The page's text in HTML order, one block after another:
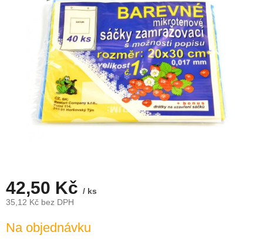
42,50 Kč / ks
35,12 Kč bez DPH
cena:
Na objednávku